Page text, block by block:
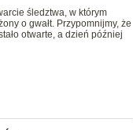
śledztwa, w którym
o gwałt. Przypomnijmy, że
otwarte, a dzień później